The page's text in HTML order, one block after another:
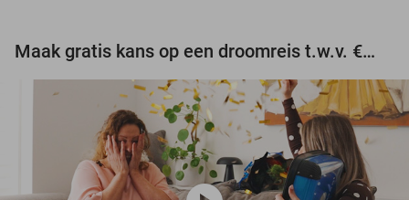
Maak gratis kans op een droomreis t.w.v. €3.000!